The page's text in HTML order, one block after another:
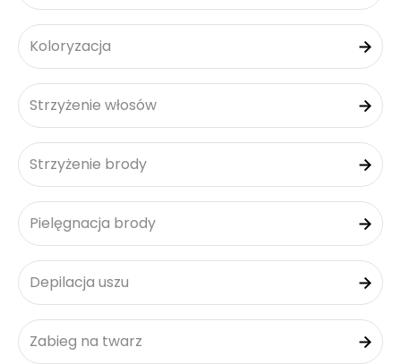
Koloryzacja
Strzyżenie włosów
Strzyżenie brody
Pielęgnacja brody
Depilacja uszu
Zabieg na twarz